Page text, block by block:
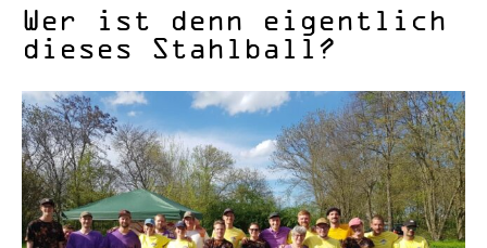
Wer ist denn eigentlich
dieses Stahlball?